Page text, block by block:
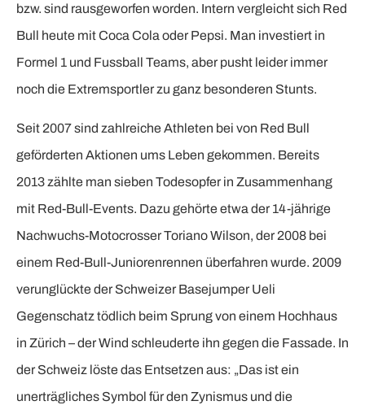
bzw. sind rausgeworfen worden. Intern vergleicht sich Red
Bull heute mit Coca Cola oder Pepsi. Man investiert in
Formel 1 und Fussball Teams, aber pusht leider immer
noch die Extremsportler zu ganz besonderen Stunts.
Seit 2007 sind zahlreiche Athleten bei von Red Bull
geförderten Aktionen ums Leben gekommen. Bereits
2013 zählte man sieben Todesopfer in Zusammenhang
mit Red-Bull-Events. Dazu gehörte etwa der 14-jährige
Nachwuchs-Motocrosser Toriano Wilson, der 2008 bei
einem Red-Bull-Juniorenrennen überfahren wurde. 2009
verunglückte der Schweizer Basejumper Ueli
Gegenschatz tödlich beim Sprung von einem Hochhaus
in Zürich – der Wind schleuderte ihn gegen die Fassade. In
der Schweiz löste das Entsetzen aus: „Das ist ein
unerträgliches Symbol für den Zynismus und die